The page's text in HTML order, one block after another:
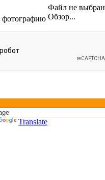
фотографию
Файл не выбран
Обзор...
Translate